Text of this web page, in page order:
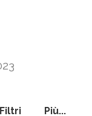
Filtri
Più...